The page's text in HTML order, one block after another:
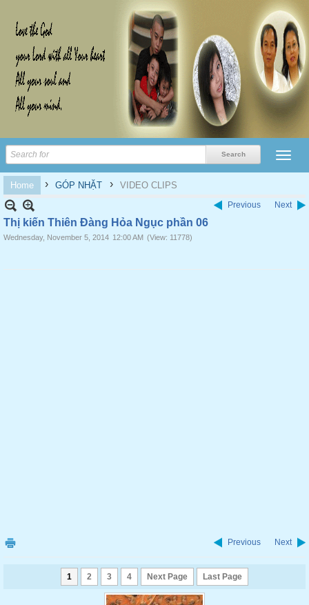
Home › GÓP NHẶT › VIDEO CLIPS
Previous Next
Thị kiến Thiên Đàng Hỏa Ngục phần 06
Wednesday, November 5, 2014 12:00 AM (View: 11778)
Previous Next
1 2 3 4 Next Page Last Page